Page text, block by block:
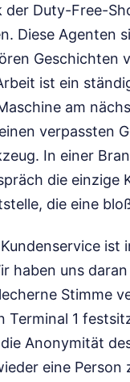
Duty-Free-
Diese Agenten
ist ein
am
verpassten
In einer
die einzige
die eine
haben uns
Stimme
Terminal 1
Anonymität
eine